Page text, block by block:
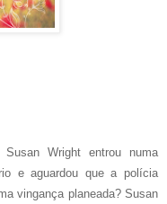
Wright entrou numa
e aguardou que a polícia
vingança planeada? Susan